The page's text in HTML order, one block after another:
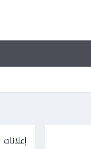
إعلانات